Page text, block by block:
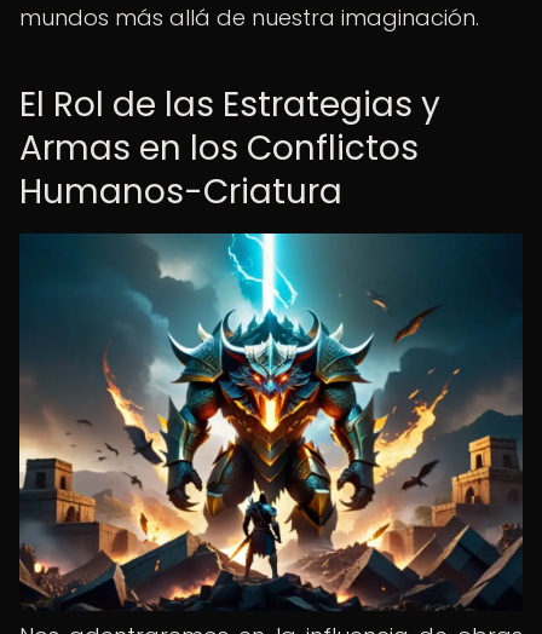
mundos más allá de nuestra imaginación.
El Rol de las Estrategias y
Armas en los Conflictos
Humanos-Criatura